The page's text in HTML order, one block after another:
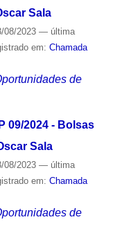
Sala
08/2023 — última
em: Chamada
de
09/2024 - Bolsas
Sala
08/2023 — última
em: Chamada
de